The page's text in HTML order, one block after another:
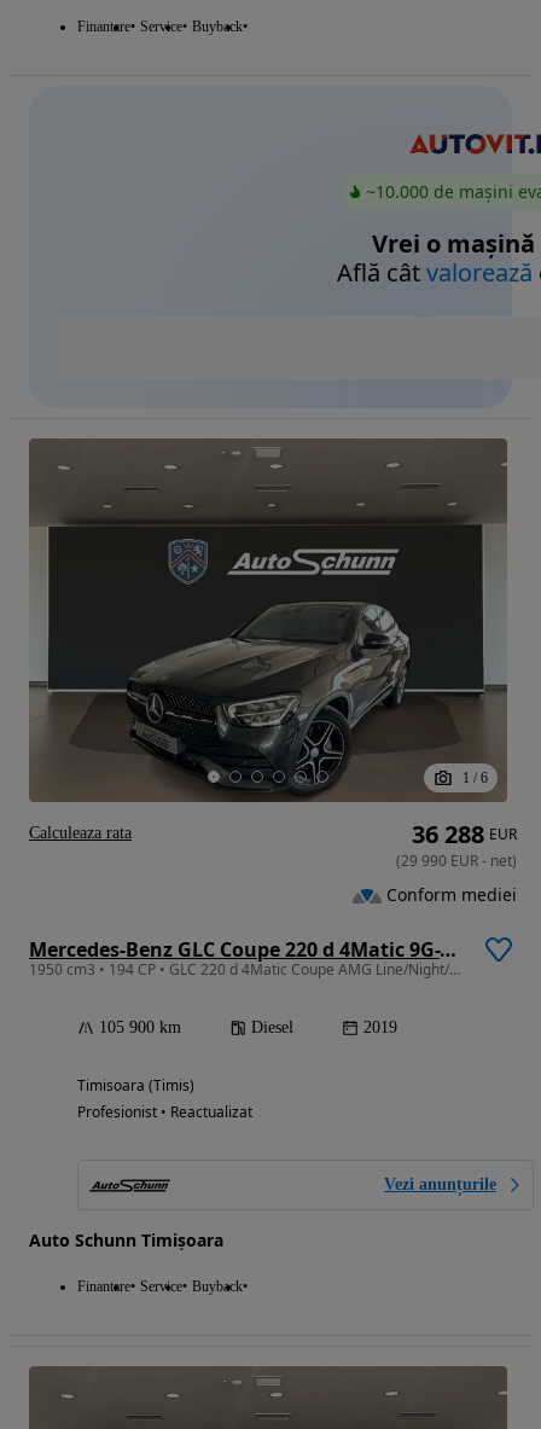
Finantare Service Buyback
~10.000 de mașini
Vrei o mașină
Află câtvalorează
1 / 6
Mercedes-Benz GLC Coupe 220 d 4Matic 9G-TRONIC AMG Line
1950 cm3 • 194 CP • GLC 220 d 4Matic Coupe AMG Line/Night/MBUX Navi/Camera
105 900 km Diesel 2019
Timisoara (Timis)
Profesionist • Reactualizat
Vezi anunțurile
Auto Schunn Timișoara
Finantare Service Buyback
36 288 EUR
(29 990 EUR- net)
Conform mediei
Calculeaza rata